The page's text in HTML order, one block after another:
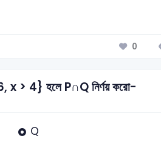
0
4} হলে P∩Q নির্ণয় করো-
Q